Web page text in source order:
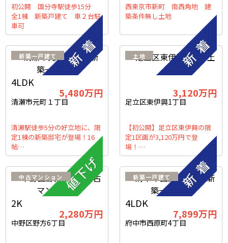
初公開 国分寺駅徒歩15分
全1棟 新築戸建て 車２台駐
車可
西東京市新町 南西角地 建
築条件無し土地
新築一戸建て
4LDK
5,480万円
清瀬市元町１丁目
清瀬駅徒歩5分の好立地に、限
定1棟の新築邸宅が登場！16
帖…
土地
3,120万円
足立区東伊興1丁目
【初公開】足立区東伊興の限
定1区画が3,120万円で登
場！…
中古マンション
2K
2,280万円
中野区野方6丁目
新築一戸建て
4LDK
7,899万円
府中市西原町4丁目